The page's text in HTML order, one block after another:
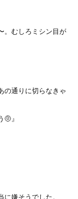
。むしろミシン目が
の通りに切らなきゃ
』
嫌そうでした。